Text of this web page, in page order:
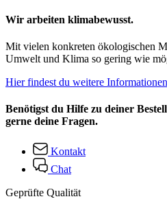
Wir arbeiten klimabewusst.
Mit vielen konkreten ökologischen
Umwelt und Klima so gering wie
Hier findest du weitere
Benötigst du Hilfe zu deiner
gerne deine Fragen.
Kontakt
Chat
Geprüfte Qualität